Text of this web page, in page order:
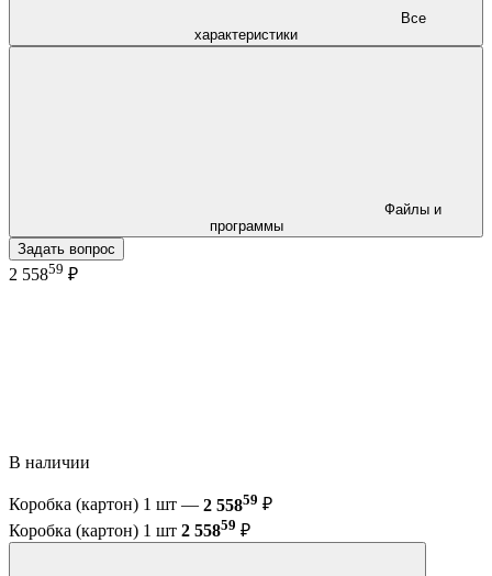
характеристики
программы
Задать вопрос
2 55859 ₽
В наличии
Коробка (картон) 1 шт — 2 55859 ₽
Коробка (картон) 1 шт 2 55859 ₽